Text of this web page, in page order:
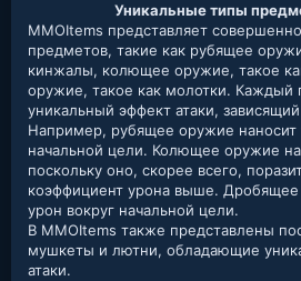
Уникальные типы
MMOItems представляет
предметов, такие как рубящее
кинжалы, колющее оружие, такое
оружие, такое как молотки. Каждый
уникальный эффект атаки,
Например, рубящее оружие наносит
начальной цели. Колющее оружие
поскольку оно, скорее всего,
коэффициент урона выше.
урон вокруг начальной цели.
В MMOItems также представлены
мушкеты и лютни, обладающие
атаки.